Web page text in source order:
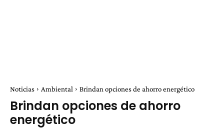
Noticias Ambiental Brindan opciones de ahorro energético
Brindan opciones de ahorro
energético